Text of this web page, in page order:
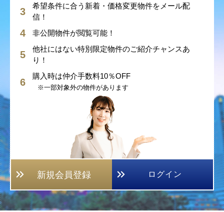
希望条件に合う新着・価格変更物件をメール配
信！
非公開物件が閲覧可能！
他社にはない特別限定物件のご紹介チャンスあ
り！
購入時は仲介手数料10％OFF
※一部対象外の物件があります
新規会員登録 ログイン